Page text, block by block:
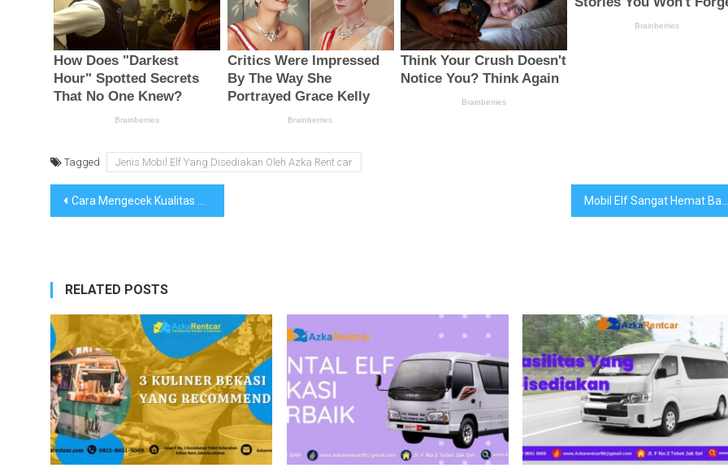
Tagged Jenis Mobil Elf Yang Disediakan Oleh Azka Rent car
Navigasi
Cara Mengecek Kualitas Jasa Rental Mobil Elf Bogor
RELATED POSTS